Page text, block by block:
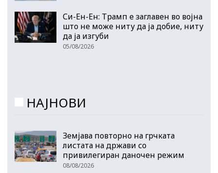
Си-Ен-Ен: Трамп е заглавен во војна
што не може ниту да ја добие, ниту
да ја изгуби
05/08/2026
НАЈНОВИ
Земјава повторно на грчката
листата на држави со
привилегиран даночен режим
08/08/2026